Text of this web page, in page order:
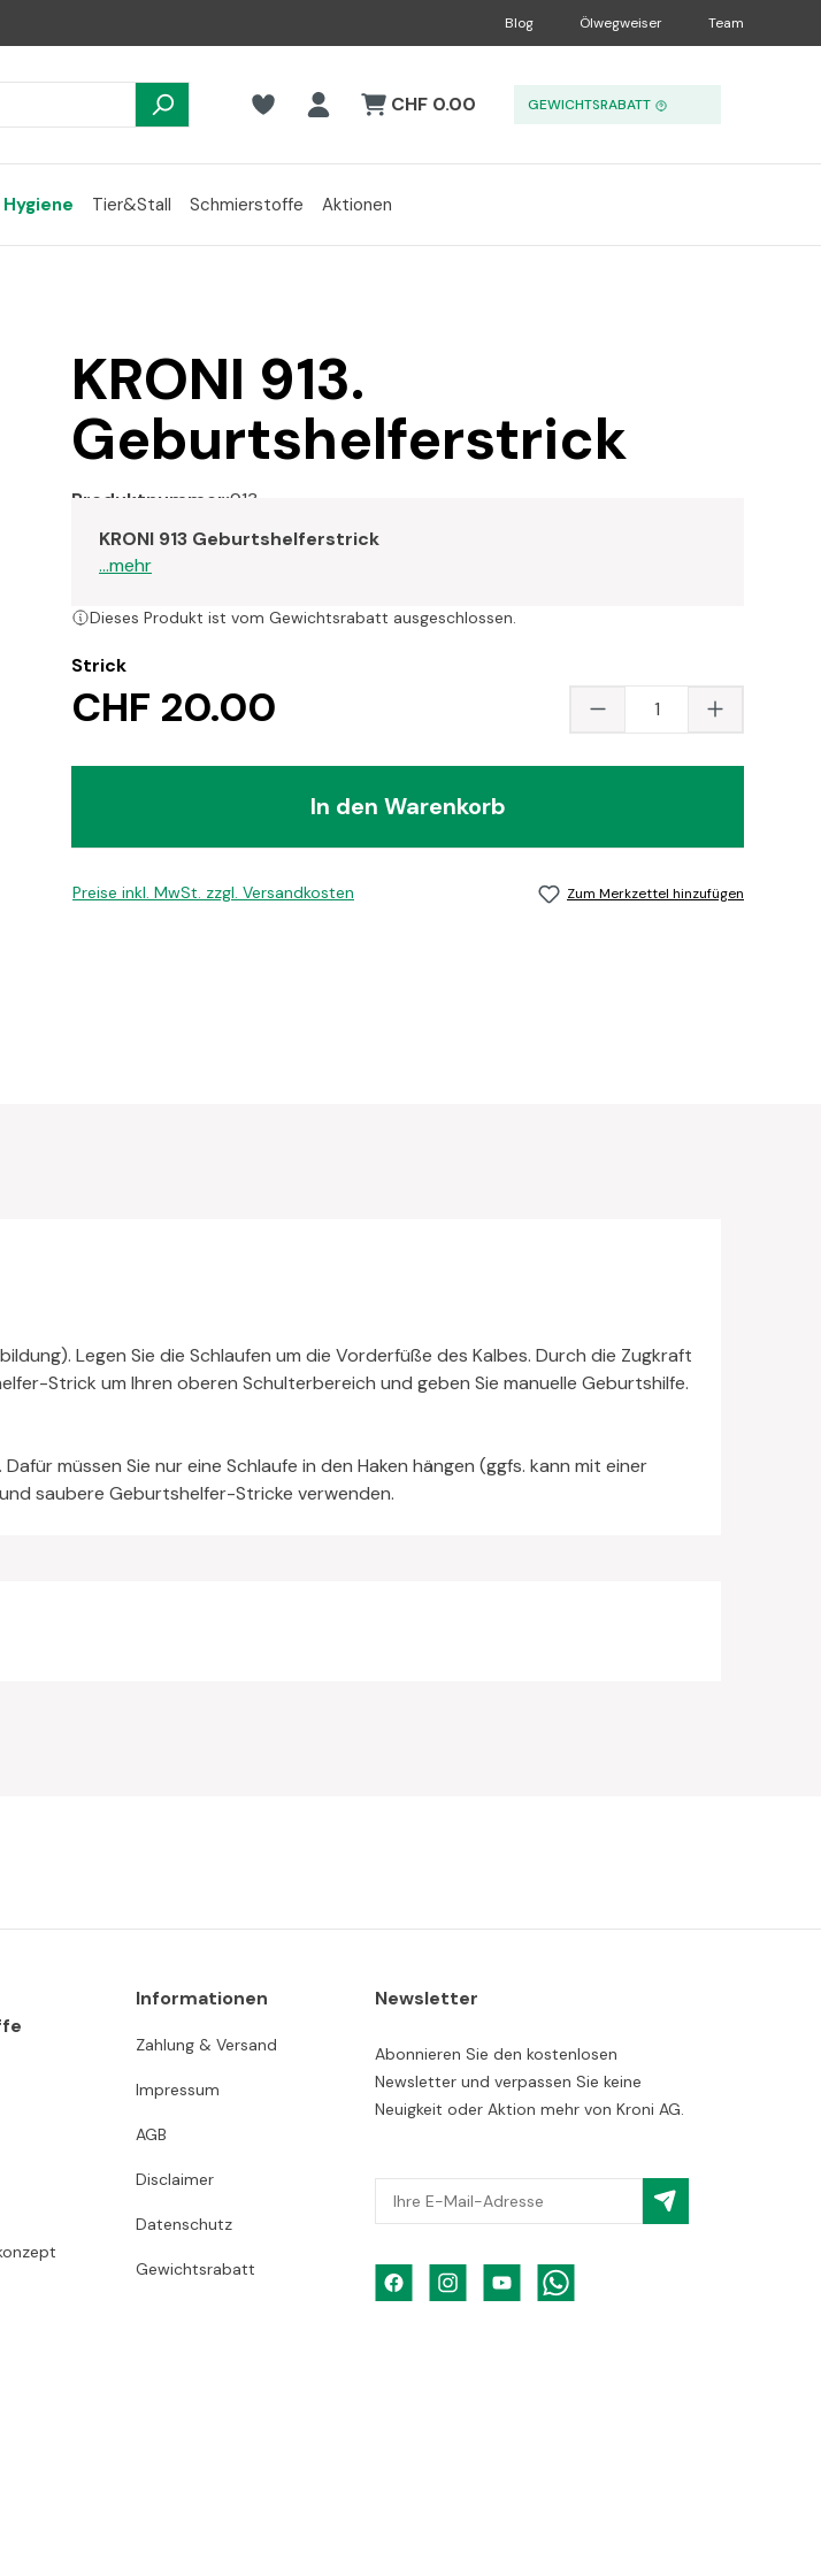
Blog Ölwegweiser Team
CHF 0.00 GEWICHTSRABATT
Hygiene Tier&Stall Schmierstoffe Aktionen
KRONI 913.
Geburtshelferstrick
Produktnummer:913
KRONI 913 Geburtshelferstrick
...mehr
Strick
CHF 20.00
Dieses Produkt ist vom Gewichtsrabatt ausgeschlossen.
Produkt Anzahl:
In den Warenkorb
Preise inkl. MwSt. zzgl. Versandkosten Zum Merkzettel hinzufügen
Legen Sie die Schlaufen um die Vorderfüße des Kalbes. Durch die Zugkraft
Strick um Ihren oberen Schulterbereich und geben Sie manuelle Geburtshilfe.
müssen Sie nur eine Schlaufe in den Haken hängen (ggfs. kann mit einer
saubere Geburtshelfer-Stricke verwenden.
Informationen
Zahlung & Versand
Impressum
AGB
Disclaimer
Datenschutz
Gewichtsrabatt
Newsletter
Abonnieren Sie den kostenlosen
Newsletter und verpassen Sie keine
Neuigkeit oder Aktion mehr von Kroni AG.